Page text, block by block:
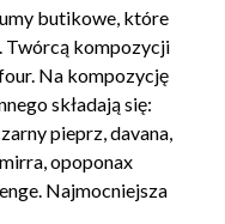
butikowe, które
Twórcą kompozycji
Na kompozycję
składają się:
pieprz, davana,
opoponax
Najmocniejsza